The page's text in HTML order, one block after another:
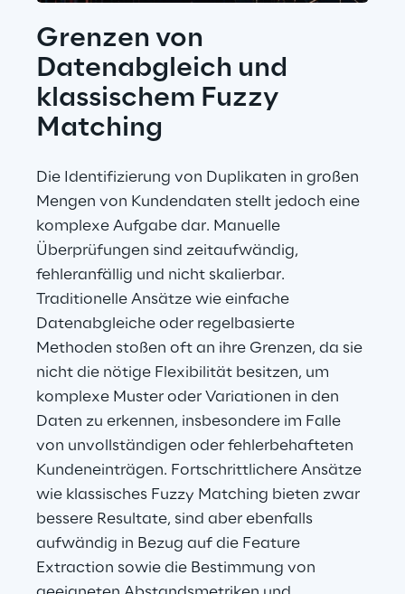
Grenzen von
Datenabgleich und
klassischem Fuzzy
Matching
Die Identifizierung von Duplikaten in großen
Mengen von Kundendaten stellt jedoch eine
komplexe Aufgabe dar. Manuelle
Überprüfungen sind zeitaufwändig,
fehleranfällig und nicht skalierbar.
Traditionelle Ansätze wie einfache
Datenabgleiche oder regelbasierte
Methoden stoßen oft an ihre Grenzen, da sie
nicht die nötige Flexibilität besitzen, um
komplexe Muster oder Variationen in den
Daten zu erkennen, insbesondere im Falle
von unvollständigen oder fehlerbehafteten
Kundeneinträgen. Fortschrittlichere Ansätze
wie klassisches Fuzzy Matching bieten zwar
bessere Resultate, sind aber ebenfalls
aufwändig in Bezug auf die Feature
Extraction sowie die Bestimmung von